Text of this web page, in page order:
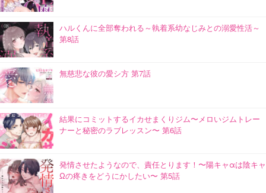
ハルくんに全部奪われる～執着系幼なじみとの溺愛性活～
第8話
無慈悲な彼の愛シ方 第7話
結果にコミットするイカせまくりジム〜メロいジムトレー
ナーと秘密のラブレッスン〜 第6話
発情させたようなので、責任とります！〜陽キャαは陰キャ
Ωの疼きをどうにかしたい〜 第5話